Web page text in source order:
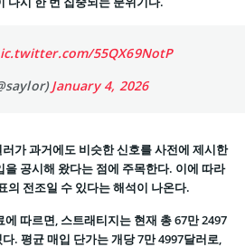
55QX69NotP
January 4, 2026
가 과거에도 비슷한 신호를 사전에 제시한
공시해 왔다는 점에 주목한다. 이에 따라
의 전조일 수 있다는 해석이 나온다.
따르면, 스트래티지는 현재 총 67만 2497
. 평균 매입 단가는 개당 7만 4997달러로,